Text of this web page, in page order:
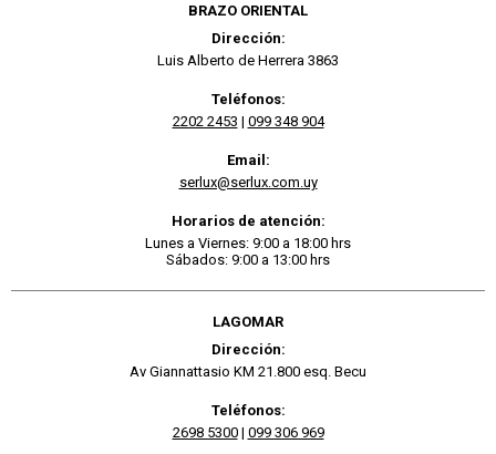
BRAZO ORIENTAL
Dirección:
Luis Alberto de Herrera 3863
Teléfonos:
2202 2453 | 099 348 904
Email:
serlux@serlux.com.uy
Horarios de atención:
Lunes a Viernes: 9:00 a 18:00 hrs
Sábados: 9:00 a 13:00 hrs
LAGOMAR
Dirección:
Av Giannattasio KM 21.800 esq. Becu
Teléfonos:
2698 5300| 099 306 969